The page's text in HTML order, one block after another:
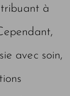
à
avec soin,